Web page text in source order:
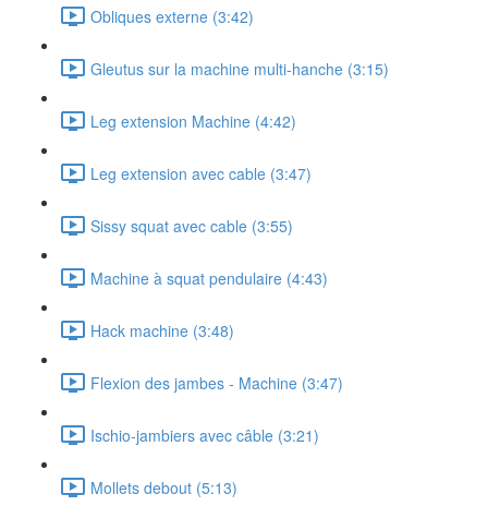
Obliques externe (3:42)
Gleutus sur la machine multi-hanche (3:15)
Leg extension Machine (4:42)
Leg extension avec cable (3:47)
Sissy squat avec cable (3:55)
Machine à squat pendulaire (4:43)
Hack machine (3:48)
Flexion des jambes - Machine (3:47)
Ischio-jambiers avec câble (3:21)
Mollets debout (5:13)